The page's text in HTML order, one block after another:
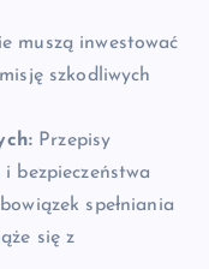
muszą inwestować
szkodliwych
Przepisy
bezpieczeństwa
spełniania
się z